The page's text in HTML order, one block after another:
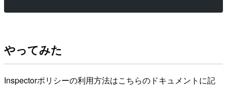
やってみた
Inspectorポリシーの利用方法はこちらのドキュメントに記